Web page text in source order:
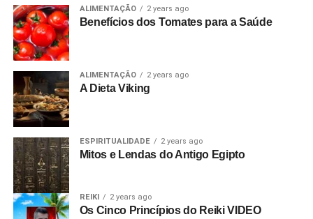
ALIMENTAÇÃO 2 years ago
Benefícios dos Tomates para a Saúde
ALIMENTAÇÃO 2 years ago
A Dieta Viking
ESPIRITUALIDADE 2 years ago
Mitos e Lendas do Antigo Egipto
REIKI 2 years ago
Os Cinco Princípios do Reiki VIDEO